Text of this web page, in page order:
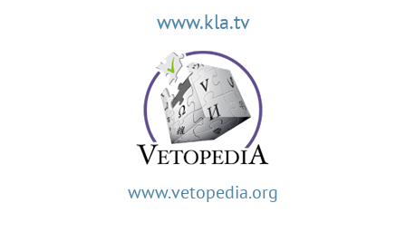
www.kla.tv
www.vetopedia.org